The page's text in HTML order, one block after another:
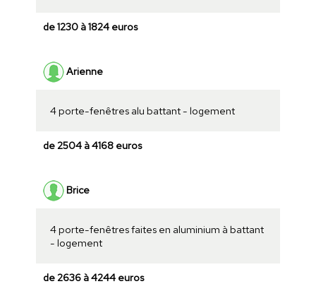
de 1230 à 1824 euros
Arienne
4 porte-fenêtres alu battant - logement
de 2504 à 4168 euros
Brice
4 porte-fenêtres faites en aluminium à battant
- logement
de 2636 à 4244 euros